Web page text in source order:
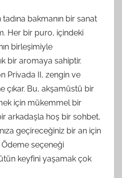
bakmanın bir sanat
Her bir puro, içindeki
birleşimiyle
bir aromaya sahiptir.
Privada II, zengin ve
çıkar. Bu, akşamüstü bir
için mükemmel bir
arkadaşla hoş bir sohbet,
geçireceğiniz bir an için
Ödeme seçeneği
keyfini yaşamak çok